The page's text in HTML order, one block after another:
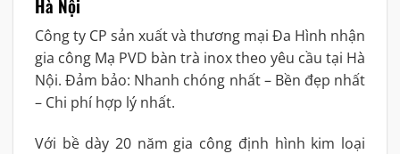
Hà Nội
Công ty CP sản xuất và thương mại Đa Hình nhận
gia công Mạ PVD bàn trà inox theo yêu cầu tại Hà
Nội. Đảm bảo: Nhanh chóng nhất – Bền đẹp nhất
– Chi phí hợp lý nhất.
Với bề dày 20 năm gia công định hình kim loại